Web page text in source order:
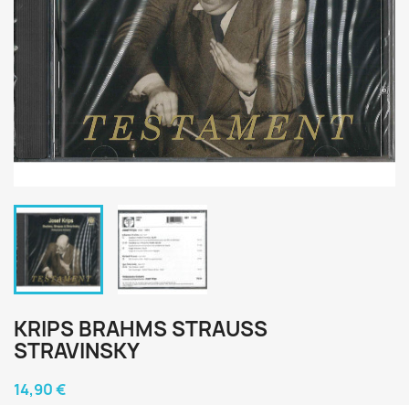
KRIPS BRAHMS STRAUSS
STRAVINSKY
14,90 €